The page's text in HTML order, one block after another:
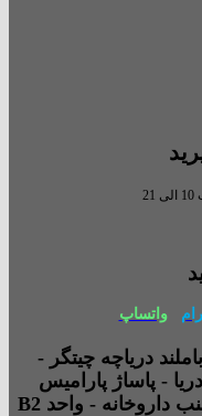
واتساپ
22- روبروی باملند دریاچه چیتگر -
- پاساژ پارامیس